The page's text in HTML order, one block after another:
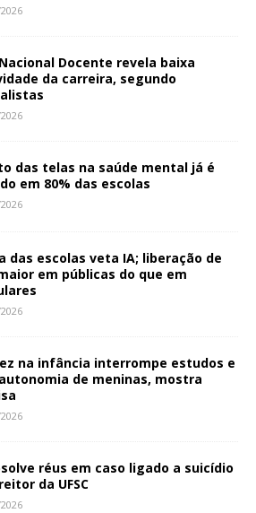
Docente revela baixa
da carreira, segundo
das telas na saúde mental já é
em 80% das escolas
das escolas veta IA; liberação de
em públicas do que em
na infância interrompe estudos e
de meninas, mostra
réus em caso ligado a suicídio
da UFSC